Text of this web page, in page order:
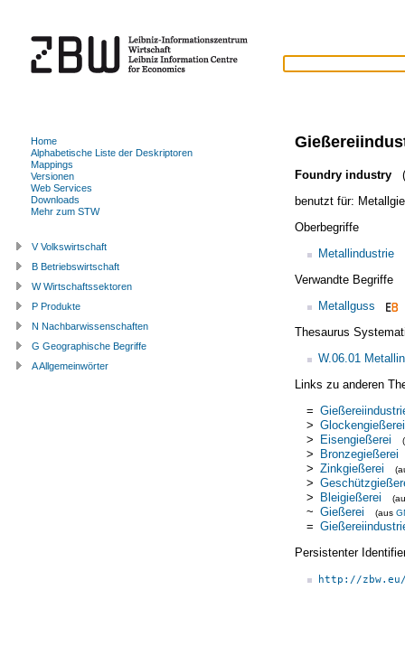
Foundry industry
benutzt für:
Oberbegriffe
Metallindustrie
Verwandte Begriffe
Metallguss
Thesaurus
W.06.01
Links zu anderen
=
> Glockengießerei
> Eisengießerei
> Bronzegießerei
> Zinkgießerei
>
> Bleigießerei
~ Gießerei (aus
=
Persistenter
http://
Home
Alphabetische Liste der Deskriptoren
Mappings
Versionen
Web Services
Downloads
Mehr zum STW
V Volkswirtschaft
B Betriebswirtschaft
W Wirtschaftssektoren
P Produkte
N Nachbarwissenschaften
G Geographische Begriffe
A Allgemeinwörter